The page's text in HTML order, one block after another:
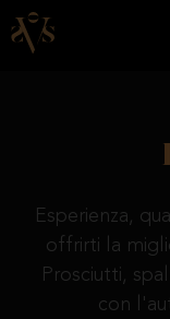
Esperienza,
offrirti la
Prosciutti,
con